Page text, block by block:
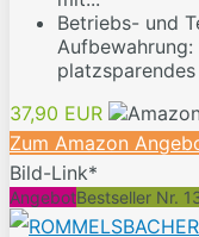
Betriebs- und
37,90 EUR
Zum Amazon
Bild-Link*
AngebotBestseller Nr.